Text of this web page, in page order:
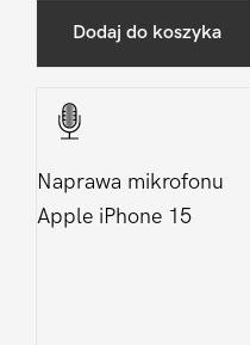
Dodaj do koszyka
Naprawa mikrofonu
Apple iPhone 15